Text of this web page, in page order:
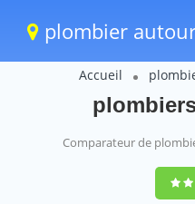
plombier
Accueil
Comparateur de